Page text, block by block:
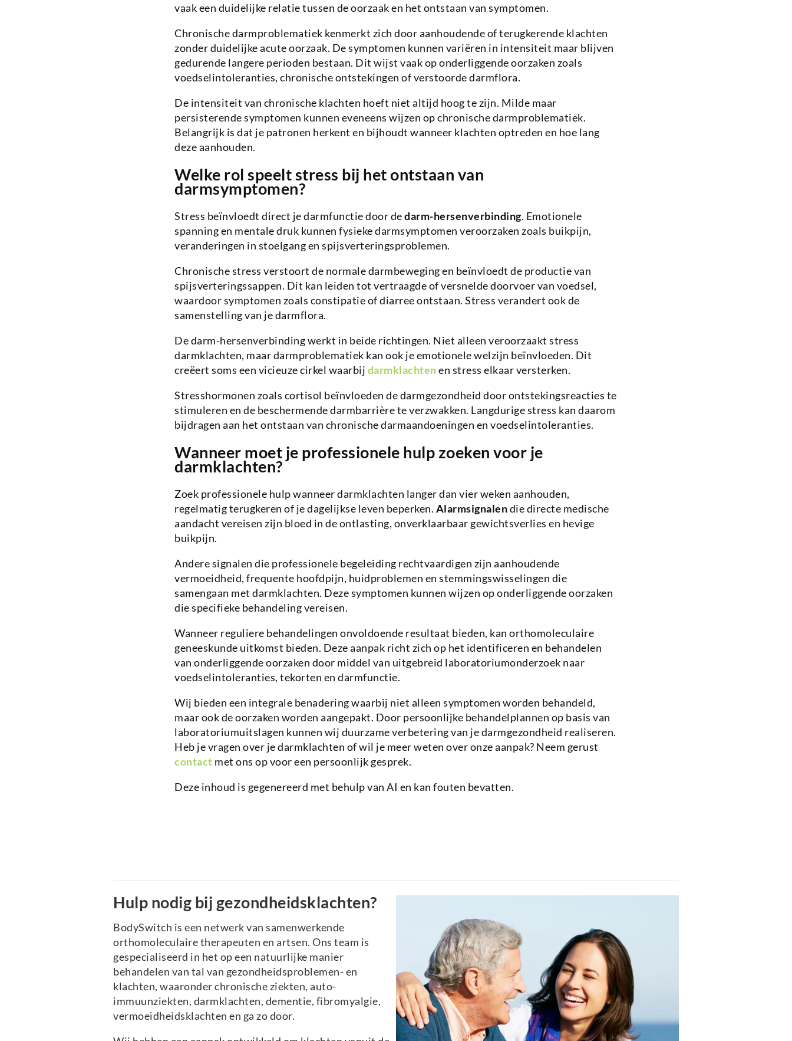
vaak een duidelijke relatie tussen de oorzaak en het ontstaan van symptomen.
Chronische darmproblematiek kenmerkt zich door aanhoudende of terugkerende klachten
zonder duidelijke acute oorzaak. De symptomen kunnen variëren in intensiteit maar blijven
gedurende langere perioden bestaan. Dit wijst vaak op onderliggende oorzaken zoals
voedselintoleranties, chronische ontstekingen of verstoorde darmflora.
De intensiteit van chronische klachten hoeft niet altijd hoog te zijn. Milde maar
persisterende symptomen kunnen eveneens wijzen op chronische darmproblematiek.
Belangrijk is dat je patronen herkent en bijhoudt wanneer klachten optreden en hoe lang
deze aanhouden.
Welke rol speelt stress bij het ontstaan van
darmsymptomen?
Stress beïnvloedt direct je darmfunctie door dedarm-hersenverbinding. Emotionele
spanning en mentale druk kunnen fysieke darmsymptomen veroorzaken zoals buikpijn,
veranderingen in stoelgang en spijsverteringsproblemen.
Chronische stress verstoort de normale darmbeweging en beïnvloedt de productie van
spijsverteringssappen. Dit kan leiden tot vertraagde of versnelde doorvoer van voedsel,
waardoor symptomen zoals constipatie of diarree ontstaan. Stress verandert ook de
samenstelling van je darmflora.
De darm-hersenverbinding werkt in beide richtingen. Niet alleen veroorzaakt stress
darmklachten, maar darmproblematiek kan ook je emotionele welzijn beïnvloeden. Dit
creëert soms een vicieuze cirkel waarbij darmklachtenen stress elkaar versterken.
Stresshormonen zoals cortisol beïnvloeden de darmgezondheid door ontstekingsreacties te
stimuleren en de beschermende darmbarrière te verzwakken. Langdurige stress kan daarom
bijdragen aan het ontstaan van chronische darmaandoeningen en voedselintoleranties.
Wanneer moet je professionele hulp zoeken voor je
darmklachten?
Zoek professionele hulp wanneer darmklachten langer dan vier weken aanhouden,
regelmatig terugkeren of je dagelijkse leven beperken. Alarmsignalendie directe medische
aandacht vereisen zijn bloed in de ontlasting, onverklaarbaar gewichtsverlies en hevige
buikpijn.
Andere signalen die professionele begeleiding rechtvaardigen zijn aanhoudende
vermoeidheid, frequente hoofdpijn, huidproblemen en stemmingswisselingen die
samengaan met darmklachten. Deze symptomen kunnen wijzen op onderliggende oorzaken
die specifieke behandeling vereisen.
Wanneer reguliere behandelingen onvoldoende resultaat bieden, kan orthomoleculaire
geneeskunde uitkomst bieden. Deze aanpak richt zich op het identificeren en behandelen
van onderliggende oorzaken door middel van uitgebreid laboratoriumonderzoek naar
voedselintoleranties, tekorten en darmfunctie.
Wij bieden een integrale benadering waarbij niet alleen symptomen worden behandeld,
maar ook de oorzaken worden aangepakt. Door persoonlijke behandelplannen op basis van
laboratoriumuitslagen kunnen wij duurzame verbetering van je darmgezondheid realiseren.
Heb je vragen over je darmklachten of wil je meer weten over onze aanpak? Neem gerust
contact met ons op voor een persoonlijk gesprek.
Deze inhoud is gegenereerd met behulp van AI en kan fouten bevatten.
Hulp nodig bij gezondheidsklachten?
BodySwitch is een netwerk van samenwerkende
orthomoleculaire therapeuten en artsen. Ons team is
gespecialiseerd in het op een natuurlijke manier
behandelen van tal van gezondheidsproblemen- en
klachten, waaronder chronische ziekten, auto-
immuunziekten, darmklachten, dementie, fibromyalgie,
vermoeidheidsklachten en ga zo door.